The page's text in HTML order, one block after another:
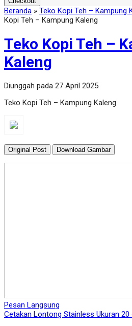
Beranda » Teko Kopi Teh – Kampung
Kopi Teh – Kampung Kaleng
Teko Kopi Teh –
Kaleng
Diunggah pada 27 April 2025
Teko Kopi Teh – Kampung Kaleng
Original Post Download Gambar
Pesan Langsung
Cetakan Lontong Stainless Ukuran 20